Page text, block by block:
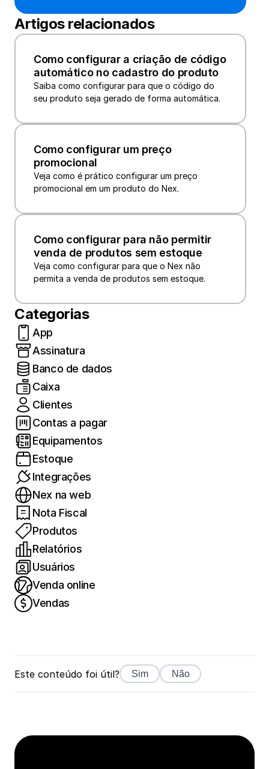
Artigos relacionados
Como configurar a criação de código
automático no cadastro do produto
Saiba como configurar para que o código do
seu produto seja gerado de forma automática.
Como configurar um preço
promocional
Veja como é prático configurar um preço
promocional em um produto do Nex.
Como configurar para não permitir
venda de produtos sem estoque
Veja como configurar para que o Nex não
permita a venda de produtos sem estoque.
Categorias
App
Assinatura
Banco de dados
Caixa
Clientes
Contas a pagar
Equipamentos
Estoque
Integrações
Nex na web
Nota Fiscal
Produtos
Relatórios
Usuários
Venda online
Vendas
Este conteúdo foi útil? Sim Não